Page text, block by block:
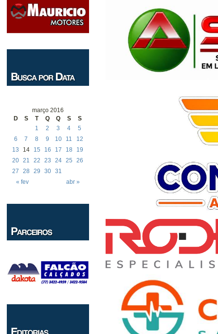
março 2016
D
S T Q Q S S
« fev abr »
1 2 3 4
5
6
7 8 9 10 11
12
13
14 15 16 17 18
19
20 21 22 23 24 25
26
27
28 29 30 31